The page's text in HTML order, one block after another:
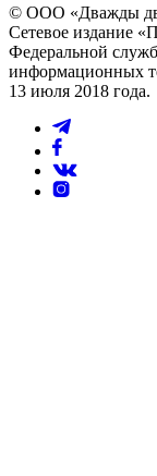
© ООО «Дважды
Сетевое издание
Федеральной
информационных
13 июля 2018 года.